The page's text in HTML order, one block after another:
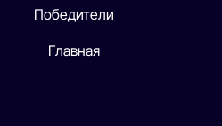
Победители
Главная